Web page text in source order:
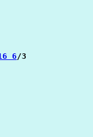
6/3